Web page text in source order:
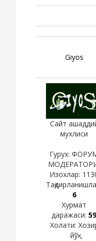
Giyos
Сайт
мухлиси
Гурух:
Изохлар:
6
Хурмат
даражаси: 59
Холати:
йўқ